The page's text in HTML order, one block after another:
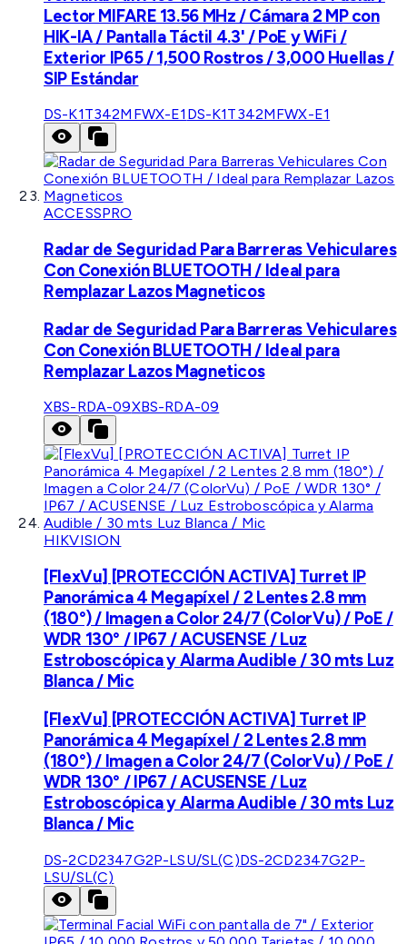
Lector MIFARE 13.56 MHz / Cámara 2 MP con
HIK-IA / Pantalla Táctil 4.3' / PoE y WiFi /
Exterior IP65 / 1,500 Rostros / 3,000 Huellas /
SIP Estándar
DS-K1T342MFWX-E1 DS-K1T342MFWX-E1
ACCESSPRO
Radar de Seguridad Para Barreras Vehiculares
Con Conexión BLUETOOTH / Ideal para
Remplazar Lazos Magneticos
Radar de Seguridad Para Barreras Vehiculares
Con Conexión BLUETOOTH / Ideal para
Remplazar Lazos Magneticos
XBS-RDA-09XBS-RDA-09
HIKVISION
[FlexVu] [PROTECCIÓN ACTIVA] Turret IP
Panorámica 4 Megapíxel / 2 Lentes 2.8 mm
(180°) / Imagen a Color 24/7 (ColorVu) / PoE /
WDR 130° / IP67 / ACUSENSE / Luz
Estroboscópica y Alarma Audible / 30 mts Luz
Blanca / Mic
[FlexVu] [PROTECCIÓN ACTIVA] Turret IP
Panorámica 4 Megapíxel / 2 Lentes 2.8 mm
(180°) / Imagen a Color 24/7 (ColorVu) / PoE /
WDR 130° / IP67 / ACUSENSE / Luz
Estroboscópica y Alarma Audible / 30 mts Luz
Blanca / Mic
DS-2CD2347G2P-LSU/SL(C)DS-2CD2347G2P-
LSU/SL(C)